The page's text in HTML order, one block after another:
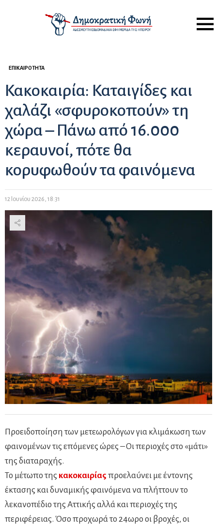
Menu
ΕΠΙΚΑΙΡΌΤΗΤΑ
Κακοκαιρία: Καταιγίδες και
χαλάζι «σφυροκοπούν» τη
χώρα – Πάνω από 16.000
κεραυνοί, πότε θα
κορυφωθούν τα φαινόμενα
12 Ιουνίου 2026, 18:31
Προειδοποίηση των μετεωρολόγων για κλιμάκωση των
φαινομένων τις επόμενες ώρες – Οι περιοχές στο «μάτι»
της διαταραχής.
Το μέτωπο της κακοκαιρίας προελαύνει με έντονης
έκτασης και δυναμικής φαινόμενα να πλήττουν το
λεκανοπέδιο της Αττικής αλλά και περιοχές της
περιφέρειας. Όσο προχωρά το 24ωρο οι βροχές, οι